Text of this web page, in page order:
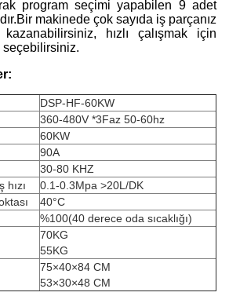
program seçimi yapabilen 9 adet
makinede çok sayıda iş parçanız
hızlı çalışmak için
seçebilirsiniz.
DSP-HF-60KW
360-480V *3Faz 50-60hz
60KW
90A
30-80 KHZ
hızı
0.1-0.3Mpa >20L/DK
40°C
%100(40 derece oda sıcaklığı)
70KG
55KG
75×40×84 CM
53×30×48 CM